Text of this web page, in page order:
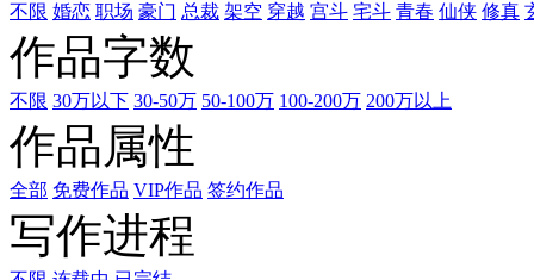
不限 婚恋 职场 豪门 总裁 架空 穿越 宫斗 宅斗 青春 仙侠 修真
作品字数
不限 30万以下 30-50万 50-100万 100-200万 200万以上
作品属性
全部 免费作品 VIP作品 签约作品
写作进程